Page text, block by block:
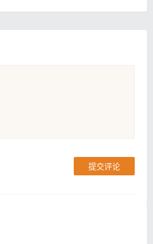
提交评论